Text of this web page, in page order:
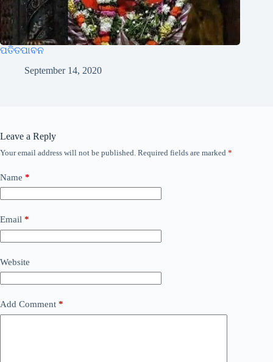
ପତିତପାବନ
September 14, 2020
Leave a Reply
Your email address will not be published. Required fields are marked *
Name *
Email *
Website
Add Comment *